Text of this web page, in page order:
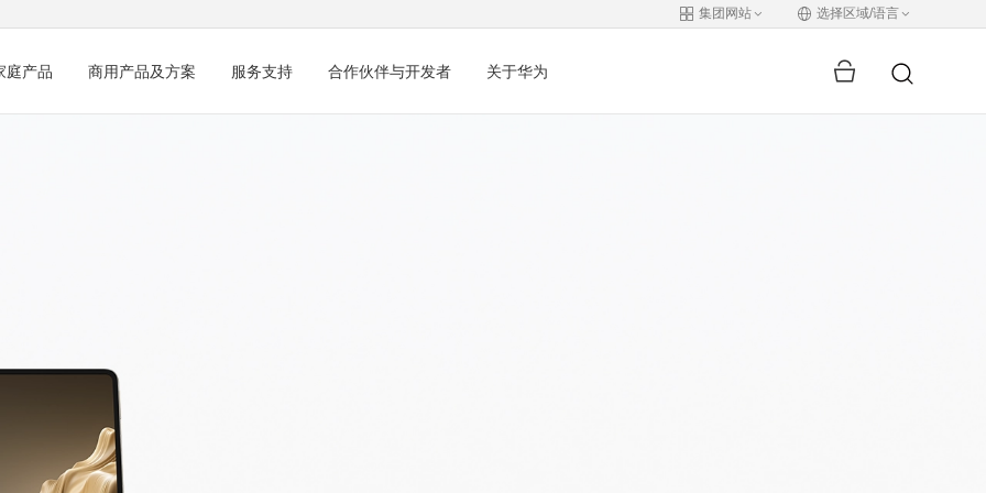
集团网站 选择区域/语言
庭产品 商用产品及方案 服务支持 合作伙伴与开发者 关于华为